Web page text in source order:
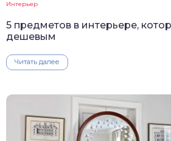
Интерьер
5 предметов в интерьере,
дешевым
Читать далее